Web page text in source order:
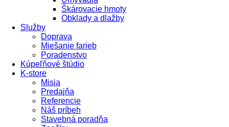
Škárovacie hmoty
Obklady a dlažby
Služby
Doprava
Miešanie farieb
Poradenstvo
Kúpeľňové štúdio
K-store
Misia
Predajňa
Referencie
Náš príbeh
Stavebná poradňa